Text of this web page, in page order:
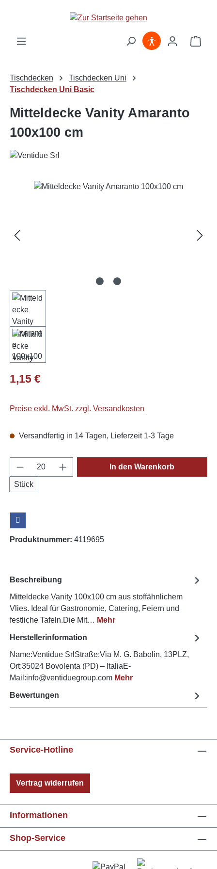
Zum Hauptinhalt springen
Tischdecken
Tischdecken Uni
Tischdecken Uni Basic
Mitteldecke Vanity Amaranto
100x100 cm
Bildergalerie überspringen
Regulärer Preis:
1,15 €
Preise exkl. MwSt. zzgl. Versandkosten
Versandfertig in 14 Tagen, Lieferzeit 1-3 Tage
Produkt Anzahl: Gib den gewünschten
Stück
In den Warenkorb
Produktnummer: 4119695
Beschreibung
Mitteldecke Vanity 100x100 cm aus stoffähnlichem
Vlies. Ideal für Gastronomie, Catering, Feiern und
festliche Tafeln.Die Mit… Mehr
Herstellerinformation
Name:Ventidue SrlStraße:Via M. G. Babolin, 13PLZ,
Ort:35024 Bovolenta (PD) – ItaliaE-
Mail:info@ventiduegroup.com Mehr
Bewertungen
Service-Hotline
Vertrag widerrufen
Informationen
Shop-Service